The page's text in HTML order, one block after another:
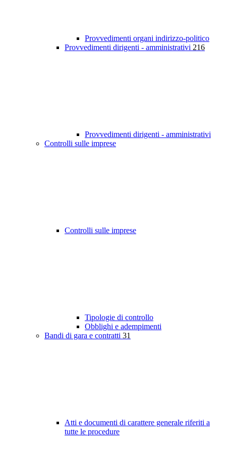
Provvedimenti organi indirizzo-politico
Provvedimenti dirigenti - amministrativi 216
Provvedimenti dirigenti - amministrativi
Controlli sulle imprese
Controlli sulle imprese
Tipologie di controllo
Obblighi e adempimenti
Bandi di gara e contratti 31
Atti e documenti di carattere generale riferiti a
tutte le procedure